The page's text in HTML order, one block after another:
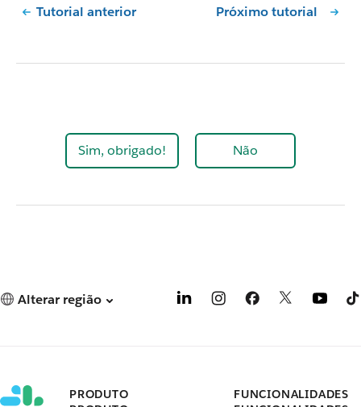
Tutorial anterior Próximo tutorial
Sim, obrigado! Não
Alterar região
PRODUTO
FUNCIONALIDADES